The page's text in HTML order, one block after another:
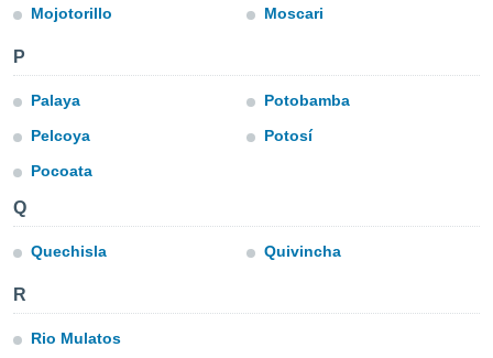
è
sito
di
nostri
di
il
un
la
Mojotorillo Moscari
P
Palaya
Pelcoya
Pocoata
Potobamba
Potosí
Q
Quechisla Quivincha
R
Rio Mulatos